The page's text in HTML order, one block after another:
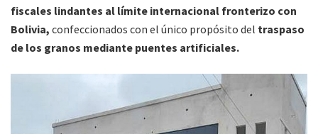
fiscales lindantes al límite internacional fronterizo con
Bolivia, confeccionados con el único propósito del traspaso
de los granos mediante puentes artificiales.